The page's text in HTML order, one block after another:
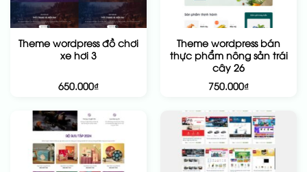
Theme wordpress đồ chơi
xe hơi 3
650.000₫
Theme wordpress bán
thực phẩm nông sản trái
cây 26
750.000₫